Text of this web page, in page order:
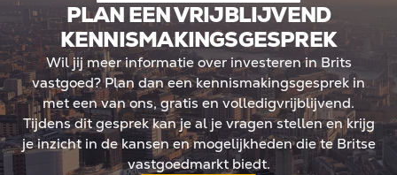
PLAN EEN VRIJBLIJVEND
KENNISMAKINGSGESPREK
Wil jij meer informatie over investeren in Brits
vastgoed? Plan dan een kennismakingsgesprek in
met een van ons, gratis en volledigvrijblijvend.
Tijdens dit gesprek kan je al je vragen stellen en krijg
je inzicht in de kansen en mogelijkheden die te Britse
vastgoedmarkt biedt.